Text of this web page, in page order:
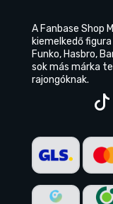
A Fanbase Shop
kiemelkedő
Funko, Hasbro,
sok más márka
rajongóknak.